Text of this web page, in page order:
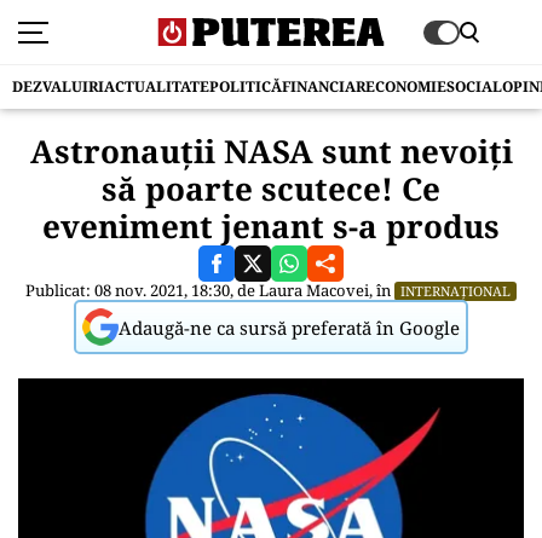
DEZVALUIRIACTUALITATEPOLITICĂFINANCIARECONOMIESOCIAL
Astronauții NASA sunt nevoiți
să poarte scutece! Ce
eveniment jenant s-a produs
Publicat: 08 nov. 2021, 18:30, deLaura Macovei, în INTERNAȚIONAL
Adaugă-ne ca sursă preferată în Google